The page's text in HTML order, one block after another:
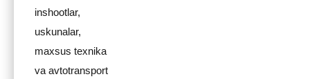
inshootlar,
uskunalar,
maxsus texnika
va avtotransport